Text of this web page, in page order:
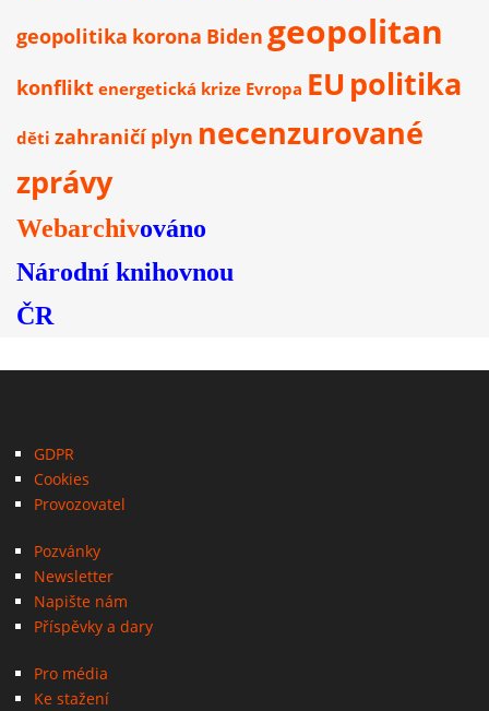
geopolitika korona Biden geopolitan
konflikt energetická krize Evropa EUpolitika
děti zahraničí plyn necenzurované
zprávy
Webarchivováno
Národní knihovnou
ČR
GDPR
Cookies
Provozovatel
Pozvánky
Newsletter
Napište nám
Příspěvky a dary
Pro média
Ke stažení